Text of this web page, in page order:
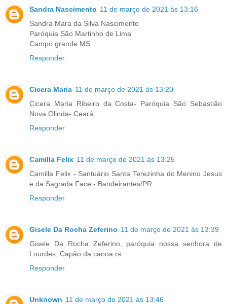
Sandra Nascimento 11 de março de 2021 às 13:16
Sandra Mara da Silva Nascimento
Paróquia São Martinho de Lima
Campo grande MS
Responder
Cicera Maria 11 de março de 2021 às 13:20
Cicera Maria Ribeiro da Costa- Paróquia São Sebastião
Nova Olinda- Ceará
Responder
Camilla Felix 11 de março de 2021 às 13:25
Camilla Felix - Santuário Santa Terezinha do Menino Jesus
e da Sagrada Face - Bandeirantes/PR
Responder
Gisele Da Rocha Zeferino 11 de março de 2021 às 13:39
Gisele Da Rocha Zeferino, paróquia nossa senhora de
Lourdes, Capão da canoa rs.
Responder
Unknown 11 de março de 2021 às 13:46